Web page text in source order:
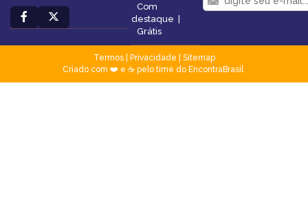
Com
destaque |
Grátis
Termos| Privacidade
Sitemap
Criado com ❤️ e ☕ pelo time do EncontraBrasil